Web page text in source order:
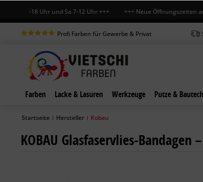
Fr 7-18 Uhr und Sa 7-12 Uhr +++ +++ Neue Öffnungszeiten am
Profi Farben für Gewerbe & Privat
Farben Lacke & Lasuren Werkzeuge Putze &
Startseite | Hersteller | Kobau
KOBAU Glasfaservlies-Bandagen